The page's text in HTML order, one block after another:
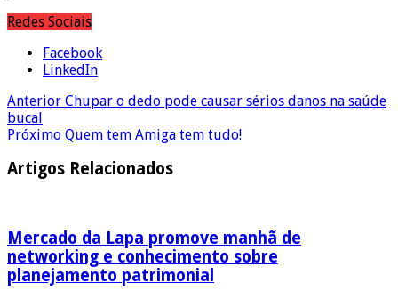
Redes Sociais
Facebook
LinkedIn
Anterior Chupar o dedo pode causar sérios danos na saúde
bucal
Próximo Quem tem Amiga tem tudo!
Artigos Relacionados
Mercado da Lapa promove manhã de
networking e conhecimento sobre
planejamento patrimonial